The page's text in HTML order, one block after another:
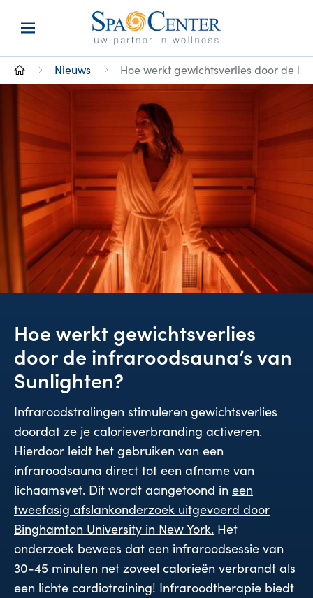
Nieuws Hoe werkt gewichtsverlies door de
Hoe werkt gewichtsverlies
door de infraroodsauna’s van
Sunlighten?
Infraroodstralingen stimuleren gewichtsverlies
doordat ze je calorieverbranding activeren.
Hierdoor leidt het gebruiken van een
infraroodsauna direct tot een afname van
lichaamsvet. Dit wordt aangetoond in een
tweefasig afslankonderzoek uitgevoerd door
Binghamton University in New York. Het
onderzoek bewees dat een infraroodsessie van
30-45 minuten net zoveel calorieën verbrandt als
een lichte cardiotraining! Infraroodtherapie biedt